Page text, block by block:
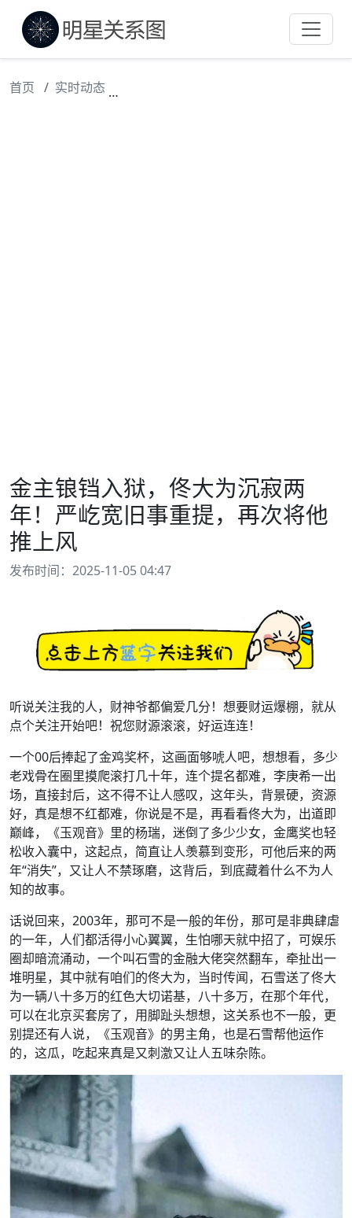
首页 实时动态
金主锒铛入狱，佟大为沉寂两
年！严屹宽旧事重提，再次将他
推上风
发布时间：2025-11-05 04:47
听说关注我的人，财神爷都偏爱几分！想要财运爆棚，就从
点个关注开始吧！祝您财源滚滚，好运连连！
一个00后捧起了金鸡奖杯，这画面够唬人吧，想想看，多少
老戏骨在圈里摸爬滚打几十年，连个提名都难，李庚希一出
场，直接封后，这不得不让人感叹，这年头，背景硬，资源
好，真是想不红都难，你说是不是，再看看佟大为，出道即
巅峰，《玉观音》里的杨瑞，迷倒了多少少女，金鹰奖也轻
松收入囊中，这起点，简直让人羡慕到变形，可他后来的两
年“消失”，又让人不禁琢磨，这背后，到底藏着什么不为人
知的故事。
话说回来，2003年，那可不是一般的年份，那可是非典肆虐
的一年，人们都活得小心翼翼，生怕哪天就中招了，可娱乐
圈却暗流涌动，一个叫石雪的金融大佬突然翻车，牵扯出一
堆明星，其中就有咱们的佟大为，当时传闻，石雪送了佟大
为一辆八十多万的红色大切诺基，八十多万，在那个年代，
可以在北京买套房了，用脚趾头想想，这关系也不一般，更
别提还有人说，《玉观音》的男主角，也是石雪帮他运作
的，这瓜，吃起来真是又刺激又让人五味杂陈。